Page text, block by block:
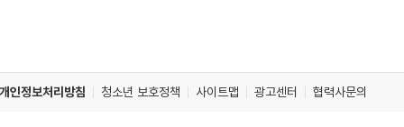
개인정보처리방침 청소년 보호정책 사이트맵 광고센터 협력사문의